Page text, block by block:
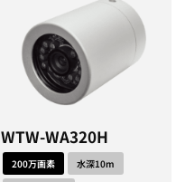
WTW-WA320H
200万画素
水深10m